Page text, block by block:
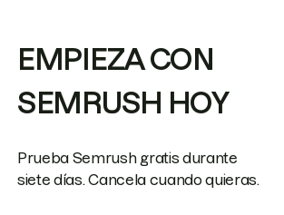
EMPIEZA CON
SEMRUSH HOY
Prueba Semrush gratis durante
siete días. Cancela cuando quieras.